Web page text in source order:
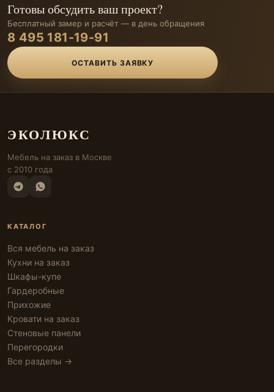
Готовы обсудить ваш проект?
Бесплатный замер и расчёт — в день обращения
8 495 181-19-91
ОСТАВИТЬ ЗАЯВКУ
ЭКОЛЮКС
Мебель на заказ в Москве
с 2010 года
КАТАЛОГ
Вся мебель на заказ
Кухни на заказ
Шкафы-купе
Гардеробные
Прихожие
Кровати на заказ
Стеновые панели
Перегородки
Все разделы →